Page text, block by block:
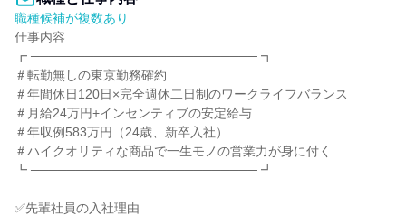
職種候補が複数あり
仕事内容
┏ ───────────────────────── ┓
＃転勤無しの東京勤務確約
＃年間休日120日×完全週休二日制のワークライフバランス
＃月給24万円+インセンティブの安定給与
＃年収例583万円（24歳、新卒入社）
＃ハイクオリティな商品で一生モノの営業力が身に付く
┗ ───────────────────────── ┛
✅先輩社員の入社理由